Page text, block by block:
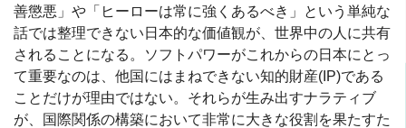
善懲悪」や「ヒーローは常に強くあるべき」という単純な
話では整理できない日本的な価値観が、世界中の人に共有
されることになる。ソフトパワーがこれからの日本にとっ
て重要なのは、他国にはまねできない知的財産(IP)である
ことだけが理由ではない。それらが生み出すナラティブ
が、国際関係の構築において非常に大きな役割を果たすた